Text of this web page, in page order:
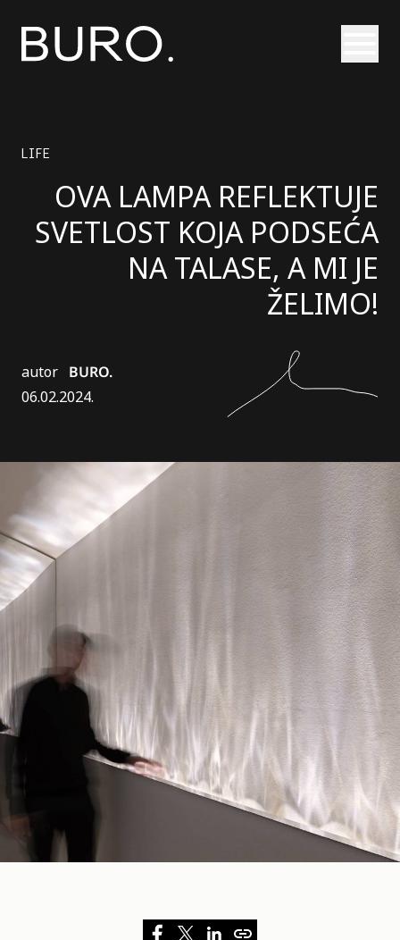
LIFE
OVA LAMPA REFLEKTUJE
SVETLOST KOJA PODSEĆA
NA TALASE, A MI JE
ŽELIMO!
autor BURO.
06.02.2024.